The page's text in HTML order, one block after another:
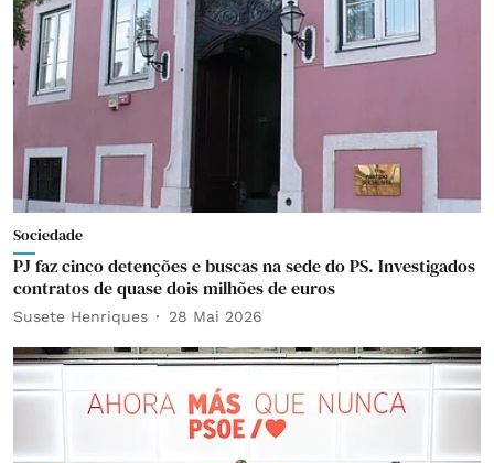
Sociedade
PJ faz cinco detenções e buscas na sede do PS. Investigados
contratos de quase dois milhões de euros
Susete Henriques 28 Mai 2026